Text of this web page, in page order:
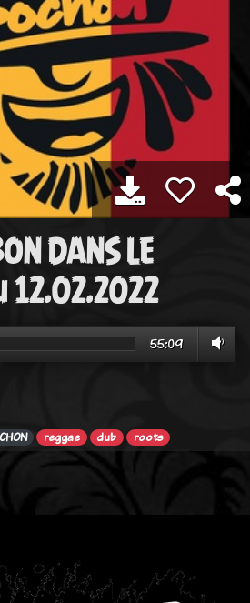
DANS LE
12.02.2022
55:09
reggae dub roots